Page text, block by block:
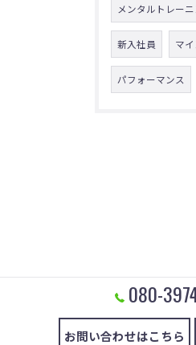
メンタルトレー
新入社員 マ
パフォーマンス
080-
お問い合わせはこちら